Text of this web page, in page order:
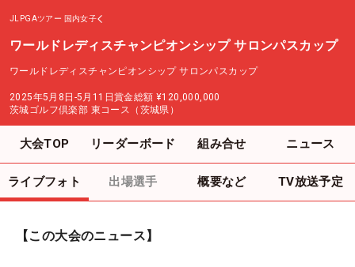
JLPGAツアー 国内女子
ワールドレディスチャンピオンシップ サロンパスカップ
ワールドレディスチャンピオンシップ サロンパスカップ
2025年5月8日-5月11日賞金総額 ¥120,000,000
茨城ゴルフ倶楽部 東コース（茨城県）
大会TOP リーダーボード 組み合せ ニュース
ライブフォト 出場選手 概要など TV放送予定
【この大会のニュース】